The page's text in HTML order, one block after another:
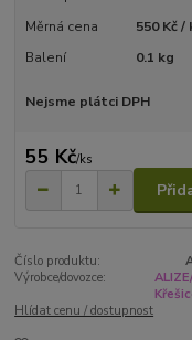
Měrná cena
550 Kč /
Balení
0.1 kg
Nejsme plátci DPH
55 Kč/ks
Číslo produktu:
Výrobce/dovozce:
Hlídat cenu / dostupnost